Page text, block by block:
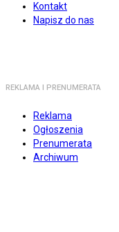
Kontakt
Napisz do nas
REKLAMA I PRENUMERATA
Reklama
Ogłoszenia
Prenumerata
Archiwum